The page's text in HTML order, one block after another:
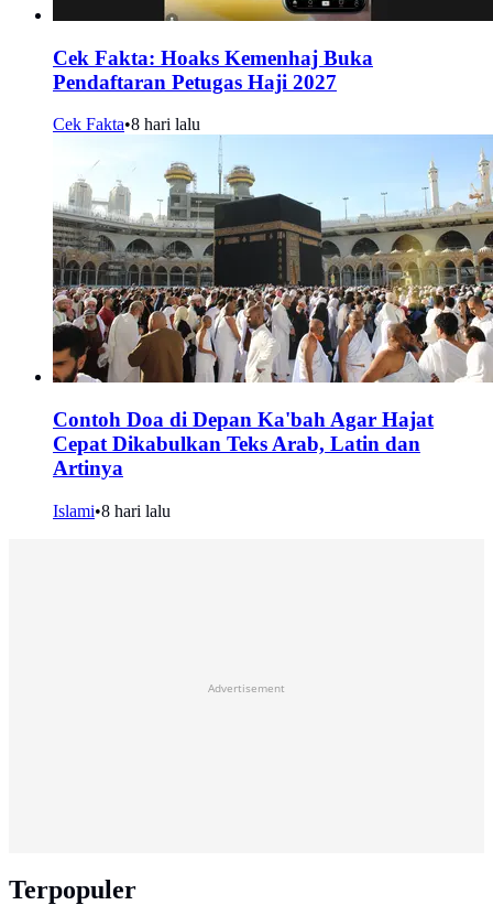
Cek Fakta: Hoaks Kemenhaj Buka
Pendaftaran Petugas Haji 2027
Cek Fakta•8 hari lalu
Contoh Doa di Depan Ka'bah Agar Hajat
Cepat Dikabulkan Teks Arab, Latin dan
Artinya
Islami•8 hari lalu
Advertisement
Terpopuler